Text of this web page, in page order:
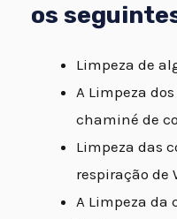
os
Limpeza de
A Limpeza
chaminé de
Limpeza das
respiração de
A Limpeza da